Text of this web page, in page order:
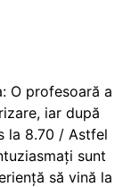
O profesoară a
iar după
la 8.70 / Astfel
sunt
să vină la